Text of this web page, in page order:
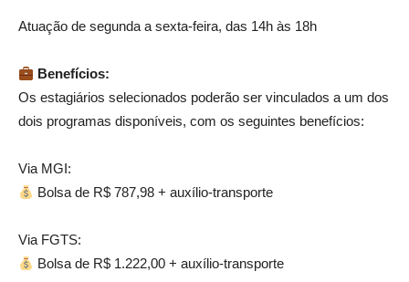
Atuação de segunda a sexta-feira, das 14h às 18h
Benefícios:
Os estagiários selecionados poderão ser vinculados a um dos
dois programas disponíveis, com os seguintes benefícios:
Via MGI:
Bolsa de R$ 787,98 + auxílio-transporte
Via FGTS:
Bolsa de R$ 1.222,00 + auxílio-transporte